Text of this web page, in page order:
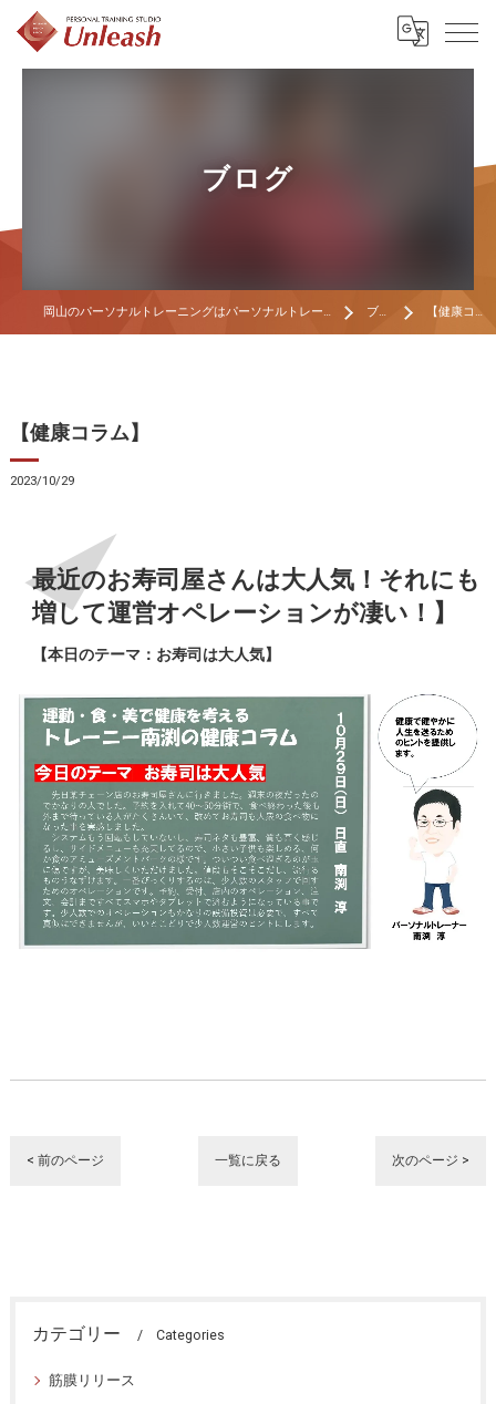
ブログ
岡山のパーソナルトレーニングはパーソナルトレーニングスタジオ Unleash ブログ 【健康コラム】
【健康コラム】
2023/10/29
【本日のテーマ：お寿司は大人気】
最近のお寿司屋さんは大人気！それにも
増して運営オペレーションが凄い！】
< 前のページ 一覧に戻る 次のページ >
カテゴリー Categories
筋膜リリース